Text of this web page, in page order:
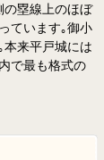
の塁線上のほぼ
ています｡御小
来平戸城には
で最も格式の